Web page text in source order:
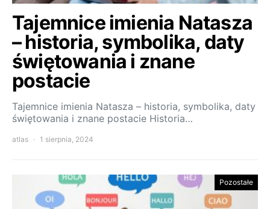
Tajemnice imienia Natasza
– historia, symbolika, daty
świętowania i znane
postacie
Tajemnice imienia Natasza – historia, symbolika, daty
świętowania i znane postacie Historia…
atlas 1 sierpnia, 2024
Pozostałe